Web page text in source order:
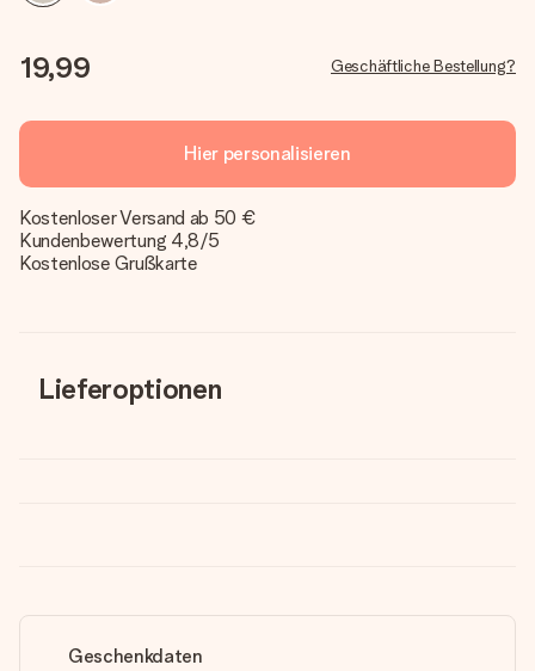
19,99 Geschäftliche Bestellung?
Hier personalisieren
Kostenloser Versand ab 50 €
Kundenbewertung 4,8/5
Kostenlose Grußkarte
Lieferoptionen
Geschenkdaten